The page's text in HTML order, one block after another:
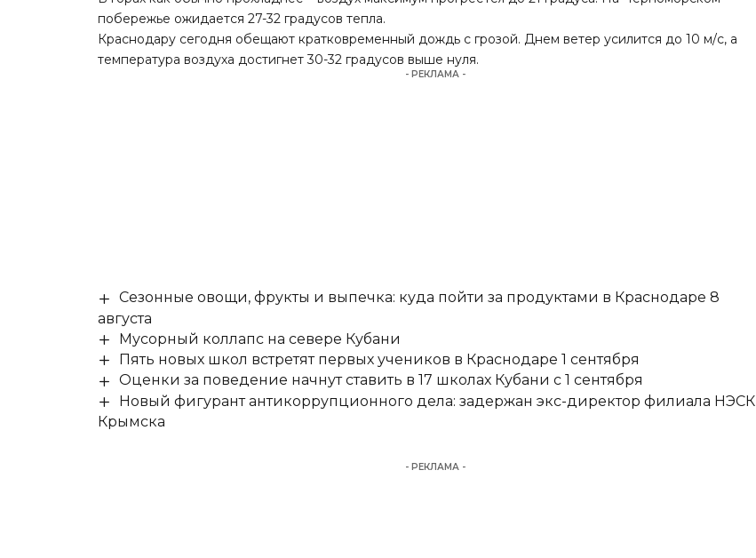
побережье ожидается 27-32 градусов тепла.
Краснодару сегодня обещают кратковременный дождь с грозой. Днем ветер усилится до 10 м/с, а
температура воздуха достигнет 30-32 градусов выше нуля.
- РЕКЛАМА -
Сезонные овощи, фрукты и выпечка: куда пойти за продуктами в Краснодаре 8
августа
Мусорный коллапс на севере Кубани
Пять новых школ встретят первых учеников в Краснодаре 1 сентября
Оценки за поведение начнут ставить в 17 школах Кубани с 1 сентября
Новый фигурант антикоррупционного дела: задержан экс-директор филиала НЭСК
Крымска
- РЕКЛАМА -